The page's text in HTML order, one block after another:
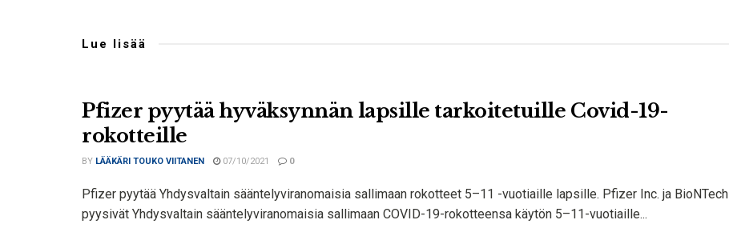
Lue lisää
Pfizer pyytää hyväksynnän lapsille tarkoitetuille Covid-19-
rokotteille
BY LÄÄKÄRI TOUKO VIITANEN 07/10/2021 0
Pfizer pyytää Yhdysvaltain sääntelyviranomaisia ​​sallimaan rokotteet 5–11 -vuotiaille lapsille. Pfizer Inc. ja BioNTech
pyysivät Yhdysvaltain sääntelyviranomaisia ​​sallimaan COVID-19-rokotteensa käytön 5–11-vuotiaille...